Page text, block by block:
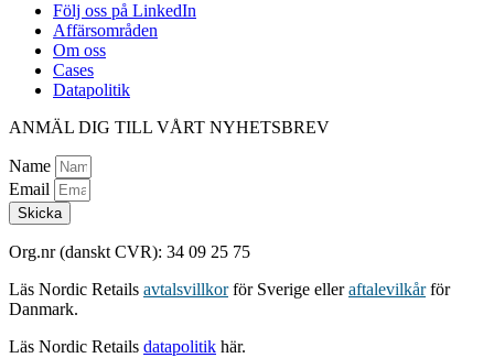
Följ oss på LinkedIn
Affärsområden
Om oss
Cases
Datapolitik
ANMÄL DIG TILL VÅRT NYHETSBREV
Name
Email
Skicka
Org.nr (danskt CVR): 34 09 25 75
Läs Nordic Retails avtalsvillkor för Sverige elleraftalevilkår för
Danmark.
Läs Nordic Retails datapolitik här.